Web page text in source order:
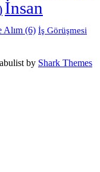
İnsan
Alım (6) İş Görüşmesi
by Shark Themes